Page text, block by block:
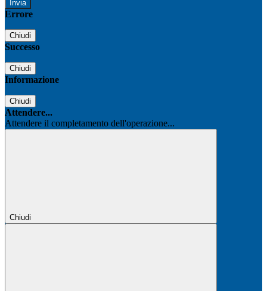
Errore
Chiudi
Successo
Chiudi
Informazione
Chiudi
Attendere...
Attendere il completamento dell'operazione...
Chiudi